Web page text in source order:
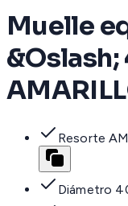
Muelle
Resorte
Diámetro